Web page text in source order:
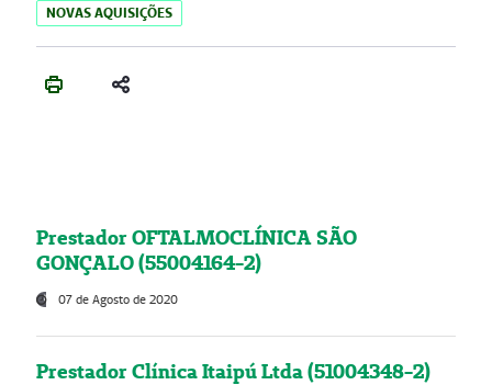
NOVAS AQUISIÇÕES
Prestador OFTALMOCLÍNICA SÃO
GONÇALO (55004164-2)
07 de Agosto de 2020
Prestador Clínica Itaipú Ltda (51004348-2)